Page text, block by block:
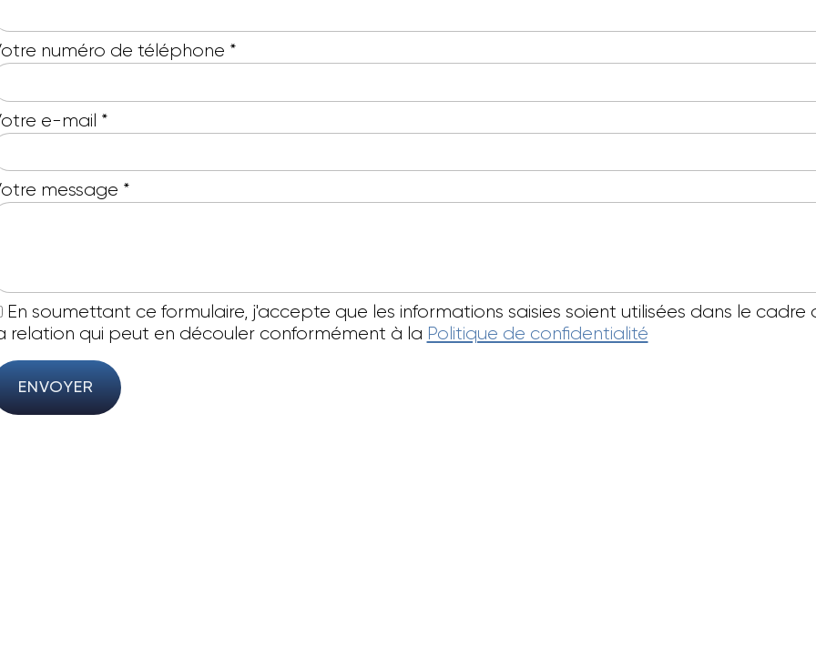
numéro de téléphone *
e-mail *
message *
En soumettant ce formulaire, j'accepte que les informations saisies soient utilisées dans le
relation qui peut en découler conformément à la Politique de confidentialité
ENVOYER